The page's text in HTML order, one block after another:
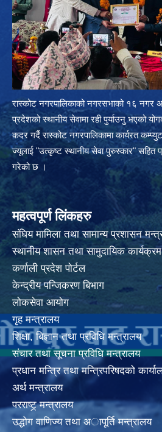
रास्कोट नगरपालिकाको नगरसभाको १६ नगर
प्रदेशको स्थानीय सेवामा रही पुर्याउनु भएको
कदर गर्दै रास्कोट नगरपालिकामा कार्यरत
ज्यूलाई "उत्कृष्ट स्थानीय सेवा पुरुस्कार" सहित
गरेको छ ।
महत्वपूर्ण लिंकहरु
संघिय मामिला तथा सामान्य प्रशासन
स्थानीय शासन तथा सामुदायिक कार्यक्रम
कर्णाली प्रदेश पोर्टल
केन्द्रीय पन्जिकरण बिभाग
लोकसेवा आयोग
गृह मन्त्रालय
शिक्षा, बिज्ञान तथा प्रविधि मन्त्रालय
संचार तथा सूचना प्रविधि मन्त्रालय
प्रधान मन्त्रि तथा मन्त्रिपरिषदको
अर्थ मन्त्रालय
परराष्ट्र् मन्त्रालय
उद्धोग वाणिज्य तथा अापूर्ति मन्त्रालय